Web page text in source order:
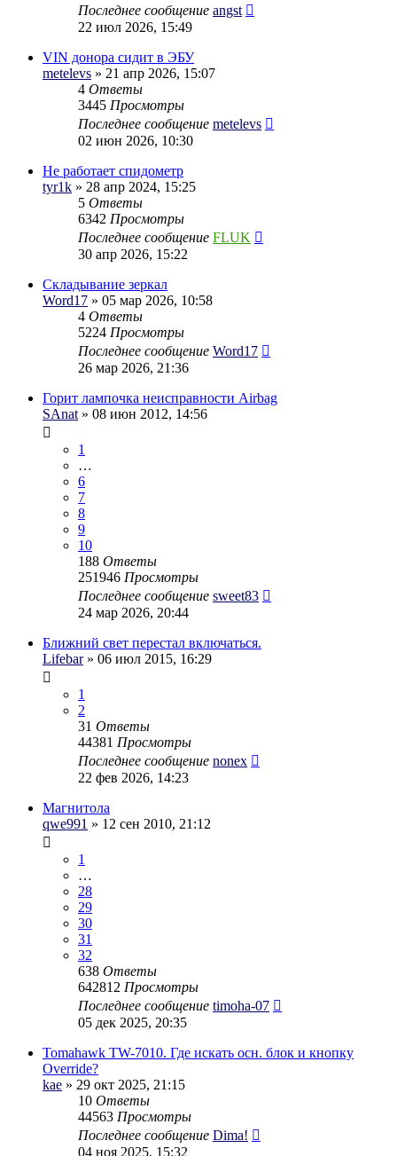
Последнее сообщение angst
22 июл 2026, 15:49
VIN донора сидит в ЭБУ
metelevs » 21 апр 2026, 15:07
4 Ответы
3445 Просмотры
Последнее сообщение metelevs
02 июн 2026, 10:30
Не работает спидометр
tyr1k » 28 апр 2024, 15:25
5 Ответы
6342 Просмотры
Последнее сообщение FLUK
30 апр 2026, 15:22
Складывание зеркал
Word17 » 05 мар 2026, 10:58
4 Ответы
5224 Просмотры
Последнее сообщение Word17
26 мар 2026, 21:36
Горит лампочка неисправности Airbag
SAnat » 08 июн 2012, 14:56
1
…
6
7
8
9
10
188 Ответы
251946 Просмотры
Последнее сообщение sweet83
24 мар 2026, 20:44
Ближний свет перестал включаться.
Lifebar» 06 июл 2015, 16:29
1
2
31 Ответы
44381 Просмотры
Последнее сообщение nonex
22 фев 2026, 14:23
Магнитола
qwe991 » 12 сен 2010, 21:12
1
…
28
29
30
31
32
638 Ответы
642812 Просмотры
Последнее сообщение timoha-07
05 дек 2025, 20:35
Tomahawk TW-7010. Где искать осн. блок и кнопку
Override?
kae » 29 окт 2025, 21:15
10 Ответы
44563 Просмотры
Последнее сообщение Dima!
04 ноя 2025, 15:32